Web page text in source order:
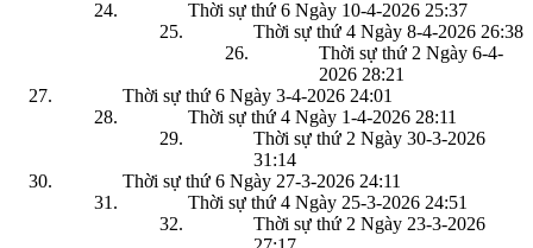
Thời sự thứ 6 Ngày 10-4-2026 25:37
Thời sự thứ 4 Ngày 8-4-2026 26:38
Thời sự thứ 2 Ngày 6-4-
2026 28:21
Thời sự thứ 6 Ngày 3-4-2026 24:01
Thời sự thứ 4 Ngày 1-4-2026 28:11
Thời sự thứ 2 Ngày 30-3-2026
31:14
Thời sự thứ 6 Ngày 27-3-2026 24:11
Thời sự thứ 4 Ngày 25-3-2026 24:51
Thời sự thứ 2 Ngày 23-3-2026